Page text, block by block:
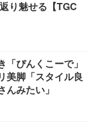
り魅せる【TGC
ぴんくこーで」
美脚「スタイル良
んみたい」